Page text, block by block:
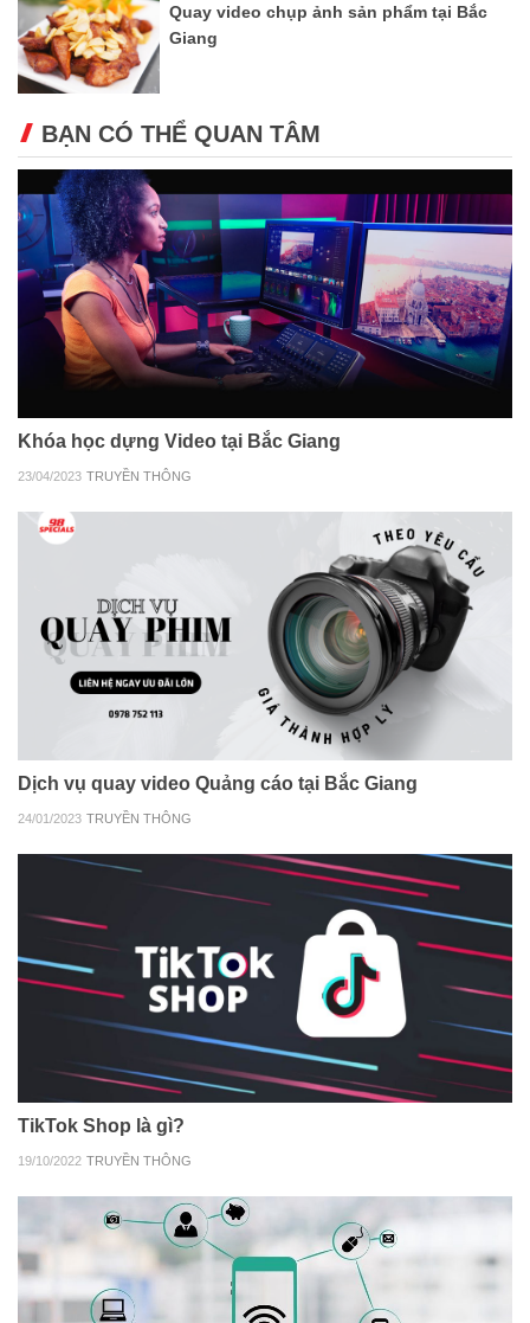
Quay video chụp ảnh sản phẩm tại Bắc
Giang
BẠN CÓ THỂ QUAN TÂM
Khóa học dựng Video tại Bắc Giang
23/04/2023 TRUYỀN THÔNG
Dịch vụ quay video Quảng cáo tại Bắc Giang
24/01/2023 TRUYỀN THÔNG
TikTok Shop là gì?
19/10/2022 TRUYỀN THÔNG